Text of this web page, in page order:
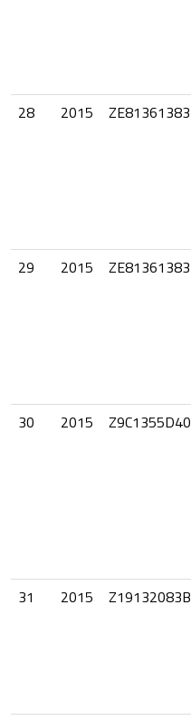
28
2015 ZE81361383
29
2015 ZE81361383
30
2015 Z9C1355D40
31
2015 Z19132083B